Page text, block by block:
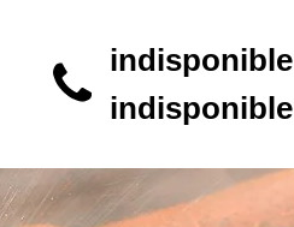
indisponible
indisponible